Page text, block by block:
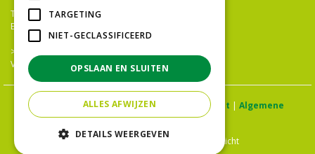
T.
070 36 052 92
E.
>>
Vacatures
© Tuincentrum Hanenburg |Privacy statement | Algemene
voorwaarden
Green Solutions|Tuincentrum Overzicht
TARGETING
NIET-GECLASSIFICEERD
OPSLAAN EN SLUITEN
ALLES AFWIJZEN
DETAILS WEERGEVEN